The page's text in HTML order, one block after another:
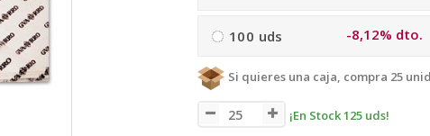
100 uds -8,12% dto.
Si quieres una caja, compra 25
¡En Stock 125 uds!